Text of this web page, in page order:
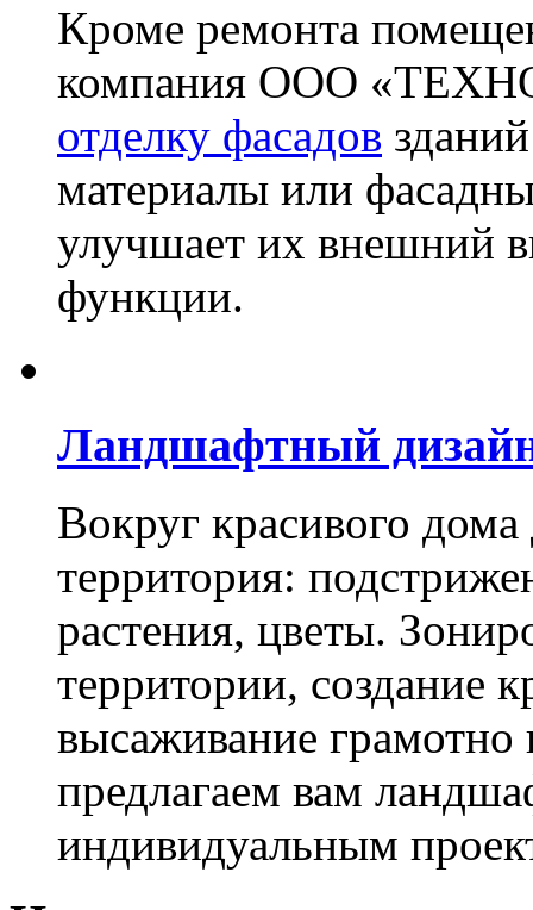
Кроме ремонта
компания ООО
отделку фасадов
материалы или
улучшает их внешний
функции.
Ландшафтный
Вокруг красивого
территория:
растения, цветы.
территории, создание
высаживание
предлагаем вам
индивидуальным